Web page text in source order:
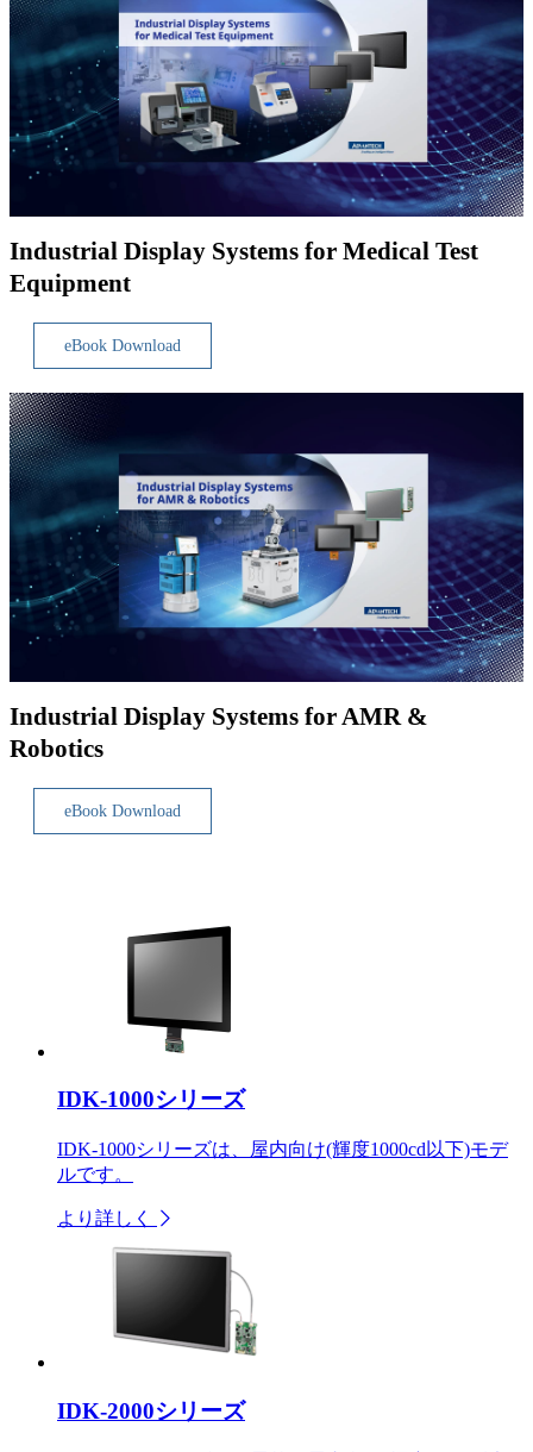
Industrial Display Systems for Medical Test
Equipment
eBook Download
Industrial Display Systems for AMR &
Robotics
eBook Download
IDK-1000シリーズ
IDK-1000シリーズは、屋内向け(輝度1000cd以下)モデ
ルです。
より詳しく
IDK-2000シリーズ